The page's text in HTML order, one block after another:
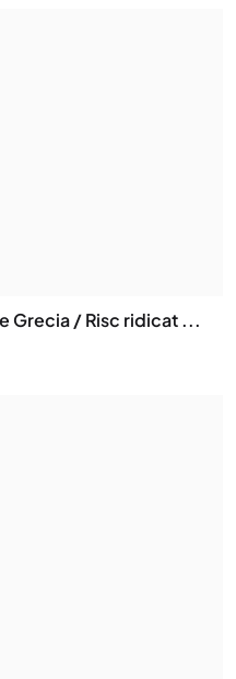
Grecia / Risc ridicat ...